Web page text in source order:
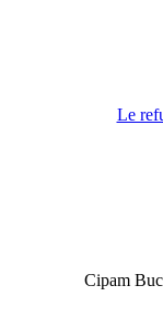
Le
Cipam